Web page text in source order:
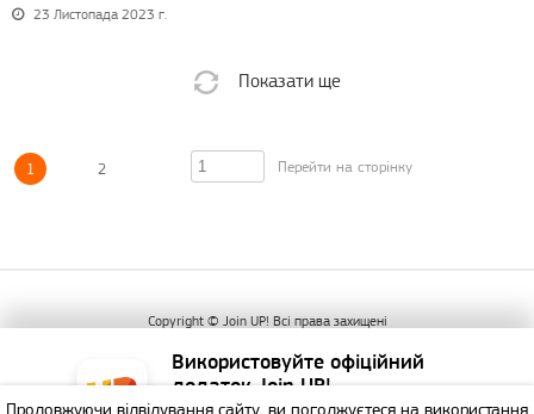
23 Листопада 2023 г.
Показати ще
1 2
Copyright © Join UP! Всі права захищені
Продовжуючи відвідування сайту, ви погоджуєтеся на використання
Використовуйте офіційний
додаток Join UP!